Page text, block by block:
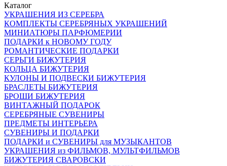
Каталог
УКРАШЕНИЯ ИЗ СЕРЕБРА
КОМПЛЕКТЫ СЕРЕБРЯНЫХ УКРАШЕНИЙ
МИНИАТЮРЫ ПАРФЮМЕРИИ
ПОДАРКИ к НОВОМУ ГОДУ
РОМАНТИЧЕСКИЕ ПОДАРКИ
СЕРЬГИ БИЖУТЕРИЯ
КОЛЬЦА БИЖУТЕРИЯ
КУЛОНЫ И ПОДВЕСКИ БИЖУТЕРИЯ
БРАСЛЕТЫ БИЖУТЕРИЯ
БРОШИ БИЖУТЕРИЯ
ВИНТАЖНЫЙ ПОДАРОК
СЕРЕБРЯНЫЕ СУВЕНИРЫ
ПРЕДМЕТЫ ИНТЕРЬЕРА
СУВЕНИРЫ И ПОДАРКИ
ПОДАРКИ и СУВЕНИРЫ для МУЗЫКАНТОВ
УКРАШЕНИЯ из ФИЛЬМОВ, МУЛЬТФИЛЬМОВ
БИЖУТЕРИЯ СВАРОВСКИ